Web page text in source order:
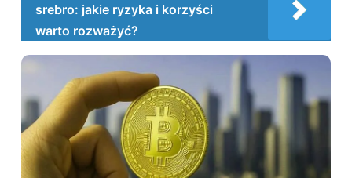
srebro: jakie ryzyka i korzyści
warto rozważyć?